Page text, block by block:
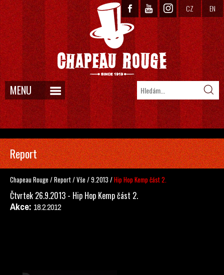
CZ EN
MENU
Report
Chapeau Rouge /Report/Vše /9.2013 /Hip Hop Kemp část 2.
Čtvrtek 26.9.2013 - Hip Hop Kemp část 2.
Akce: 18.2.2012